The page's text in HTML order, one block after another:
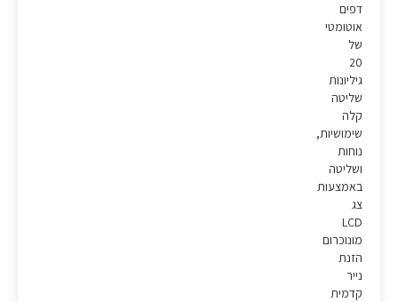
דפים
אוטומטי
של
20
גיליונות
שליטה
קלה
שימושיות,
נוחות
ושליטה
באמצעות
צג
LCD
מונוכרום
הזנת
נייר
קדמית